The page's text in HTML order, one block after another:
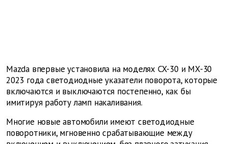
Mazda впервые установила на моделях CX-30 и MX-30
2023 года светодиодные указатели поворота, которые
включаются и выключаются постепенно, как бы
имитируя работу ламп накаливания.
Многие новые автомобили имеют светодиодные
поворотники, мгновенно срабатывающие между